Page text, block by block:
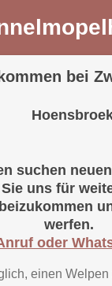
bei
suchen
uns für
werfen.
oder
einen